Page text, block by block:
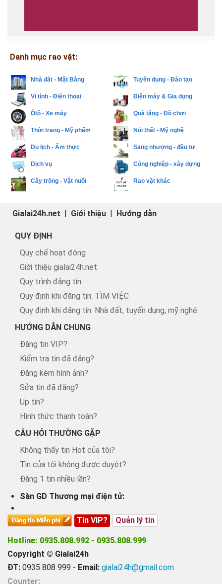
Danh mục rao vặt:
Nhà đất - Mặt Bằng Tuyển dụng - Đào tạo
Vi tính - Điện thoại Điện máy & Gia dụng
Ôtô - Xe máy Quà tặng - Đồ chơi
Thời trang - Mỹ phẩm Nội thất - Mỹ nghệ
Du lịch - Ẩm thực Sang nhượng - đầu tư
Dịch vụ Công nghiệp - xây dựng
Cây trồng - Vật nuôi Rao vặt khác
Gialai24h.net Giới thiệu Hướng dẫn
QUY ĐỊNH
Quy chế hoạt động
Giới thiệu gialai24h.net
Quy trình đăng tin
Quy định khi đăng tin: TÌM VIỆC
Quy định khi đăng tin: Nhà đất, tuyển dụng, mỹ nghệ
HƯỚNG DẪN CHUNG
Đăng tin VIP?
Kiểm tra tin đã đăng?
Đăng kèm hình ảnh?
Sửa tin đã đăng?
Up tin?
Hình thức thanh toán?
CÂU HỎI THƯỜNG GẶP
Không thấy tin Hot của tôi?
Tin của tôi không được duyệt?
Đăng 1 tin nhiều lần?
Sàn GD Thương mại điện tử:
Tin VIP? Quản lý tin
Hotline: 0935.808.992 - 0935.808.999
Copyright © Gialai24h
ĐT: 0935 808 999 - Email: gialai24h@gmail.com
Counter: